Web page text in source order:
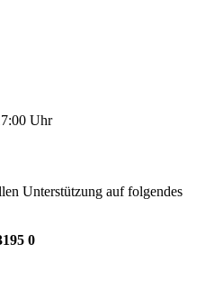
Uhr
Unterstützung auf folgendes
0